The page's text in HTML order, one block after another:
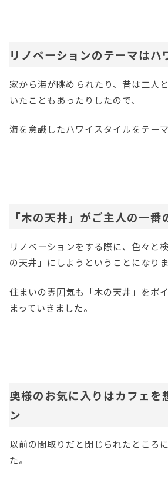
リノベーションのテーマはハ
家から海が眺められたり、昔は二人
いたこともあったりしたので、
海を意識したハワイスタイルをテー
「木の天井」がご主人の一番
リノベーションをする際に、色々と
の天井」にしようということになりま
住まいの雰囲気も「木の天井」をポ
まっていきました。
奥様のお気に入りはカフェを
ン
以前の間取りだと閉じられたところ
た。